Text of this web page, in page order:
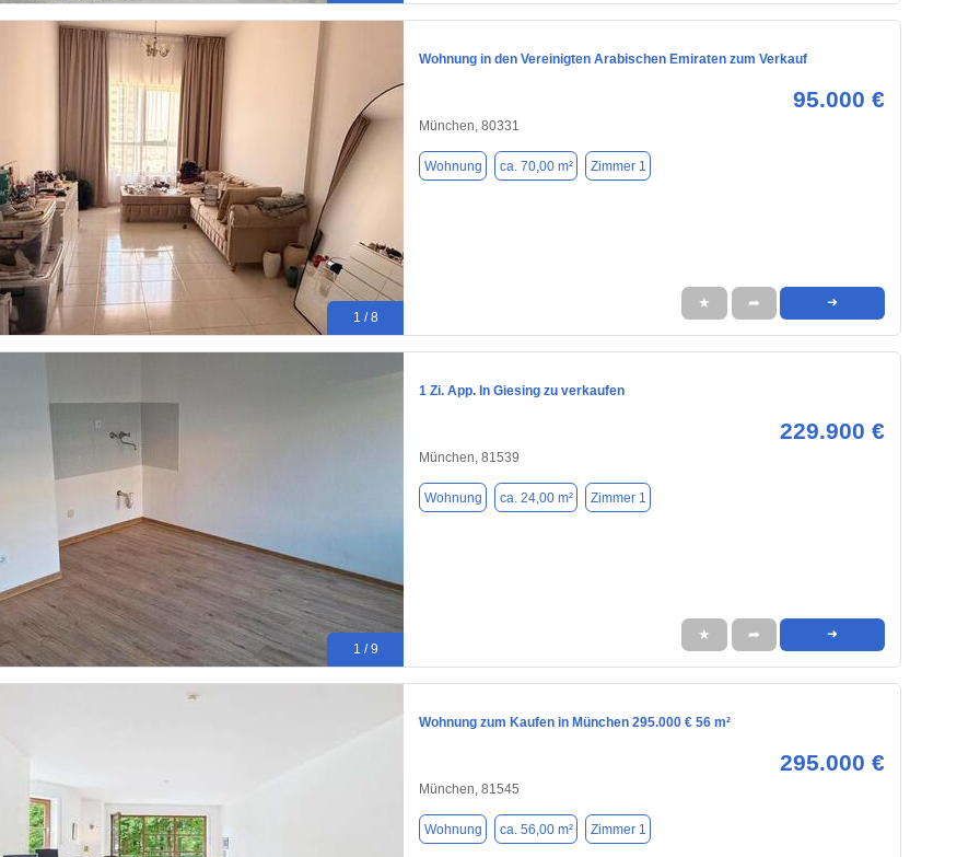
1 / 8
Wohnung in den Vereinigten Arabischen Emiraten zum Verkauf
95.000 €
München, 80331
Wohnung ca. 70,00 m² Zimmer 1
★ ➦ ➜
1 / 9
1 Zi. App. In Giesing zu verkaufen
229.900 €
München, 81539
Wohnung ca. 24,00 m² Zimmer 1
★ ➦ ➜
Wohnung zum Kaufen in München 295.000 € 56 m²
295.000 €
München, 81545
Wohnung ca. 56,00 m² Zimmer 1